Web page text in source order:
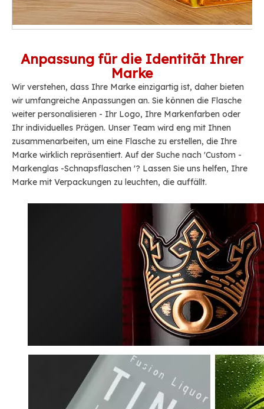
Anpassung für die Identität Ihrer
Marke
Wir verstehen, dass Ihre Marke einzigartig ist, daher bieten
wir umfangreiche Anpassungen an. Sie können die Flasche
weiter personalisieren - Ihr Logo, Ihre Markenfarben oder
Ihr individuelles Prägen. Unser Team wird eng mit Ihnen
zusammenarbeiten, um eine Flasche zu erstellen, die Ihre
Marke wirklich repräsentiert. Auf der Suche nach 'Custom -
Markenglas -Schnapsflaschen '? Lassen Sie uns helfen, Ihre
Marke mit Verpackungen zu leuchten, die auffällt.